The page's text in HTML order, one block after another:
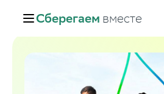
Сберегаем вместе